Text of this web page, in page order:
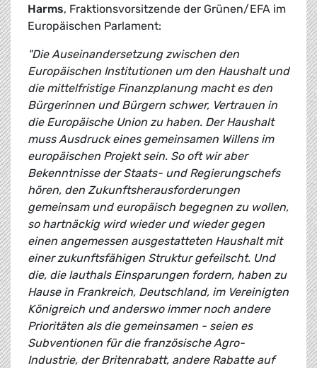
Harms, Fraktionsvorsitzende der Grünen/EFA im
Europäischen Parlament:
"Die Auseinandersetzung zwischen den
Europäischen Institutionen um den Haushalt und
die mittelfristige Finanzplanung macht es den
Bürgerinnen und Bürgern schwer, Vertrauen in
die Europäische Union zu haben. Der Haushalt
muss Ausdruck eines gemeinsamen Willens im
europäischen Projekt sein. So oft wir aber
Bekenntnisse der Staats- und Regierungschefs
hören, den Zukunftsherausforderungen
gemeinsam und europäisch begegnen zu wollen,
so hartnäckig wird wieder und wieder gegen
einen angemessen ausgestatteten Haushalt mit
einer zukunftsfähigen Struktur gefeilscht. Und
die, die lauthals Einsparungen fordern, haben zu
Hause in Frankreich, Deutschland, im Vereinigten
Königreich und anderswo immer noch andere
Prioritäten als die gemeinsamen - seien es
Subventionen für die französische Agro-
Industrie, der Britenrabatt, andere Rabatte auf